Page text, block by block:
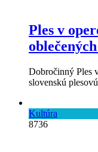
Ples v
Dobročinný Ples
slovenskú
Kultúra
8736